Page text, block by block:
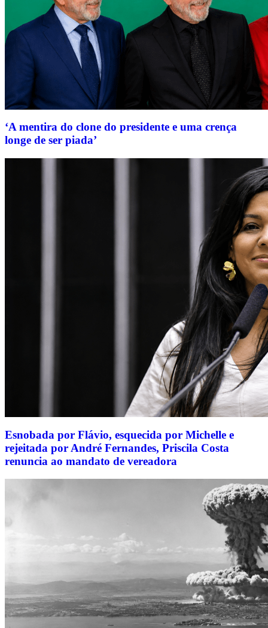
‘A mentira do clone do presidente e uma crença
longe de ser piada’
Esnobada por Flávio, esquecida por Michelle e
rejeitada por André Fernandes, Priscila Costa
renuncia ao mandato de vereadora